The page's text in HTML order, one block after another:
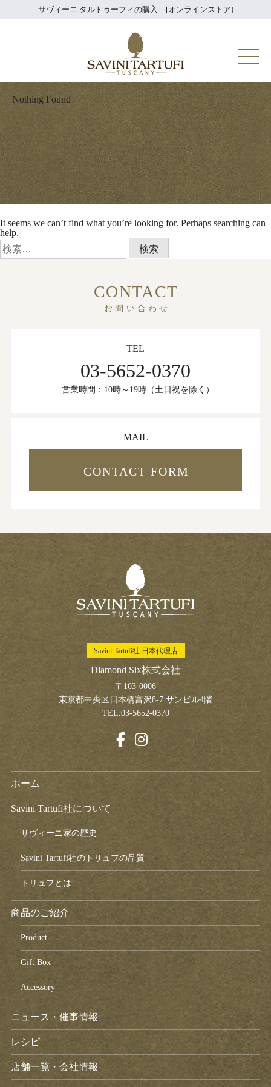
サヴィーニ タルトゥーフィの購入 [オンラインストア]
Nothing Found
It seems we can’t find what you’re looking for. Perhaps searching can
help.
検
索:
CONTACT
お問い合わせ
TEL
03-5652-0370
営業時間：10時～19時（土日祝を除く）
MAIL
CONTACT FORM
Savini Tartufi社 日本代理店
Diamond Six株式会社
〒103-0006
東京都中央区日本橋富沢8-7 サンビル4階
TEL.03-5652-0370
ホーム
Savini Tartufi社について
サヴィーニ家の歴史
Savini Tartufi社のトリュフの品質
トリュフとは
商品のご紹介
Product
Gift Box
Accessory
ニュース・催事情報
レシピ
店舗一覧・会社情報